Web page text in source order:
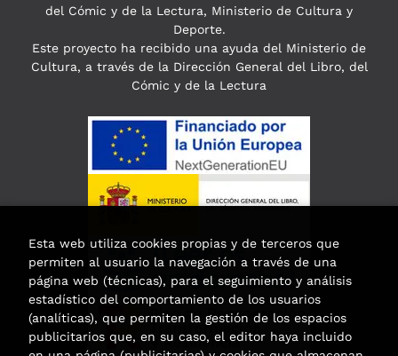
del Cómic y de la Lectura, Ministerio de Cultura y
Deporte.
Este proyecto ha recibido una ayuda del Ministerio de
Cultura, a través de la Dirección General del Libro, del
Cómic y de la Lectura
Esta web utiliza cookies propias y de terceros que
permiten al usuario la navegación a través de una
página web (técnicas), para el seguimiento y análisis
estadístico del comportamiento de los usuarios
(analíticas), que permiten la gestión de los espacios
publicitarios que, en su caso, el editor haya incluido